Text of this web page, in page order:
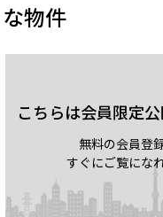
物件
こちらは会員限定
無料の会員登
すぐにご覧にな